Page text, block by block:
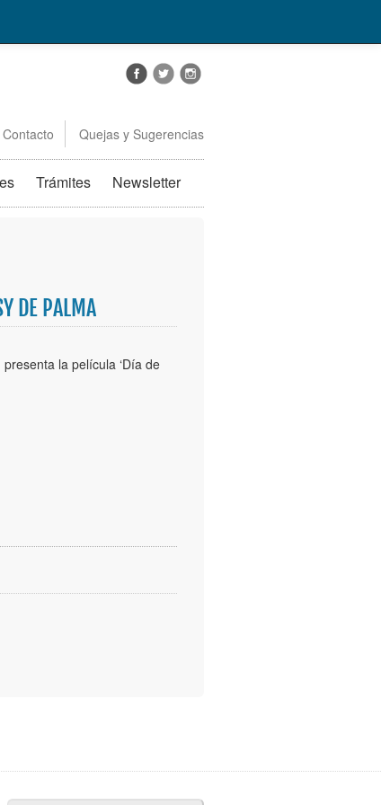
Contacto Quejas y Sugerencias
Trámites Newsletter
DE PALMA
la película ‘Día de